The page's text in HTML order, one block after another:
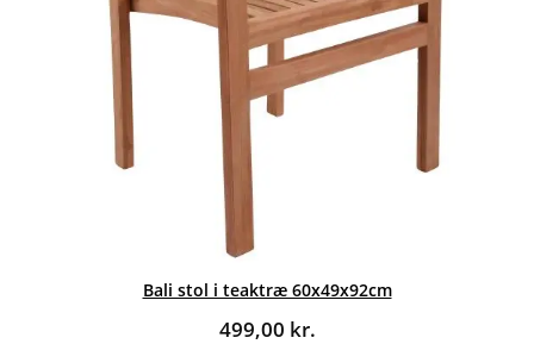
Bali stol i teaktræ 60x49x92cm
499,00 kr.